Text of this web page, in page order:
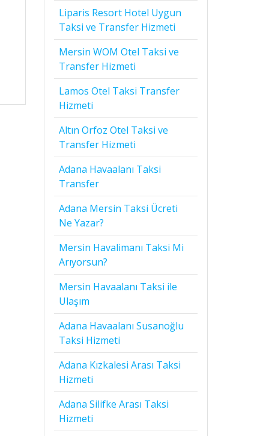
Liparis Resort Hotel Uygun
Taksi ve Transfer Hizmeti
Mersin WOM Otel Taksi ve
Transfer Hizmeti
Lamos Otel Taksi Transfer
Hizmeti
Altın Orfoz Otel Taksi ve
Transfer Hizmeti
Adana Havaalanı Taksi
Transfer
Adana Mersin Taksi Ücreti
Ne Yazar?
Mersin Havalimanı Taksi Mi
Arıyorsun?
Mersin Havaalanı Taksi ile
Ulaşım
Adana Havaalanı Susanoğlu
Taksi Hizmeti
Adana Kızkalesi Arası Taksi
Hizmeti
Adana Silifke Arası Taksi
Hizmeti